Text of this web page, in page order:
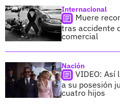
Internacional
Muere
tras accidente
comercial
Nación
VIDEO: Así
a su posesión
cuatro hijos